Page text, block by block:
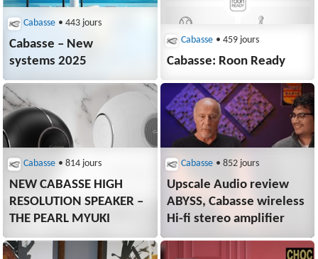
Cabasse • 443 jours
Cabasse – New
systems 2025
Cabasse • 459 jours
Cabasse: Roon Ready
Cabasse • 814 jours
NEW CABASSE HIGH
RESOLUTION SPEAKER –
THE PEARL MYUKI
Cabasse • 852 jours
Upscale Audio review
ABYSS, Cabasse wireless
Hi-fi stereo amplifier